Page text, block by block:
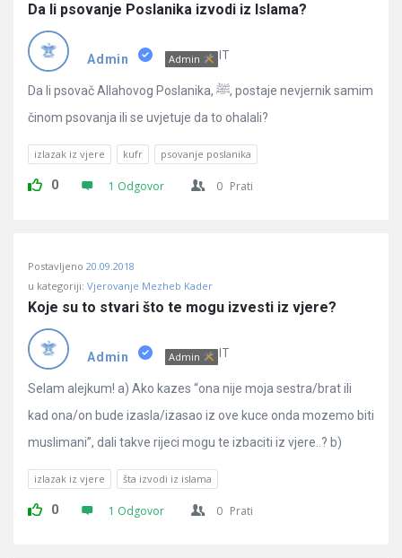
Da li psovanje Poslanika izvodi iz Islama?
Admin Admin IT
Da li psovač Allahovog Poslanika, ﷺ, postaje nevjernik samim
činom psovanja ili se uvjetuje da to ohalali?
izlazak iz vjere kufr psovanje poslanika
0 1 Odgovor 0 Prati
Postavljeno 20.09.2018
u kategoriji: Vjerovanje Mezheb Kader
Koje su to stvari što te mogu izvesti iz vjere?
Admin Admin IT
Selam alejkum! a) Ako kazes “ona nije moja sestra/brat ili
kad ona/on bude izasla/izasao iz ove kuce onda mozemo biti
muslimani”, dali takve rijeci mogu te izbaciti iz vjere..? b)
izlazak iz vjere šta izvodi iz islama
0 1 Odgovor 0 Prati